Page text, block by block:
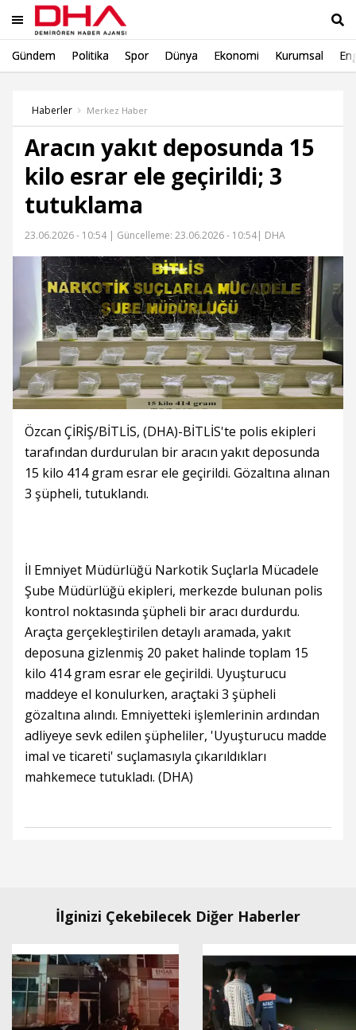
Gündem Politika Spor Dünya Ekonomi Kurumsal
Haberler Merkez Haber
Aracın yakıt deposunda 15
kilo esrar ele geçirildi; 3
tutuklama
23.06.2026 - 10:54 | Güncelleme: 23.06.2026 - 10:54| DHA
Özcan ÇİRİŞ/BİTLİS, (DHA)-BİTLİS'te polis ekipleri
tarafından durdurulan bir aracın yakıt deposunda
15 kilo 414 gram esrar ele geçirildi. Gözaltına alınan
3 şüpheli, tutuklandı.
İl Emniyet Müdürlüğü Narkotik Suçlarla Mücadele
Şube Müdürlüğü ekipleri, merkezde bulunan polis
kontrol noktasında şüpheli bir aracı durdurdu.
Araçta gerçekleştirilen detaylı aramada, yakıt
deposuna gizlenmiş 20 paket halinde toplam 15
kilo 414 gram esrar ele geçirildi. Uyuşturucu
maddeye el konulurken, araçtaki 3 şüpheli
gözaltına alındı. Emniyetteki işlemlerinin ardından
adliyeye sevk edilen şüpheliler, 'Uyuşturucu madde
imal ve ticareti' suçlamasıyla çıkarıldıkları
mahkemece tutukladı. (DHA)
İlginizi Çekebilecek Diğer Haberler